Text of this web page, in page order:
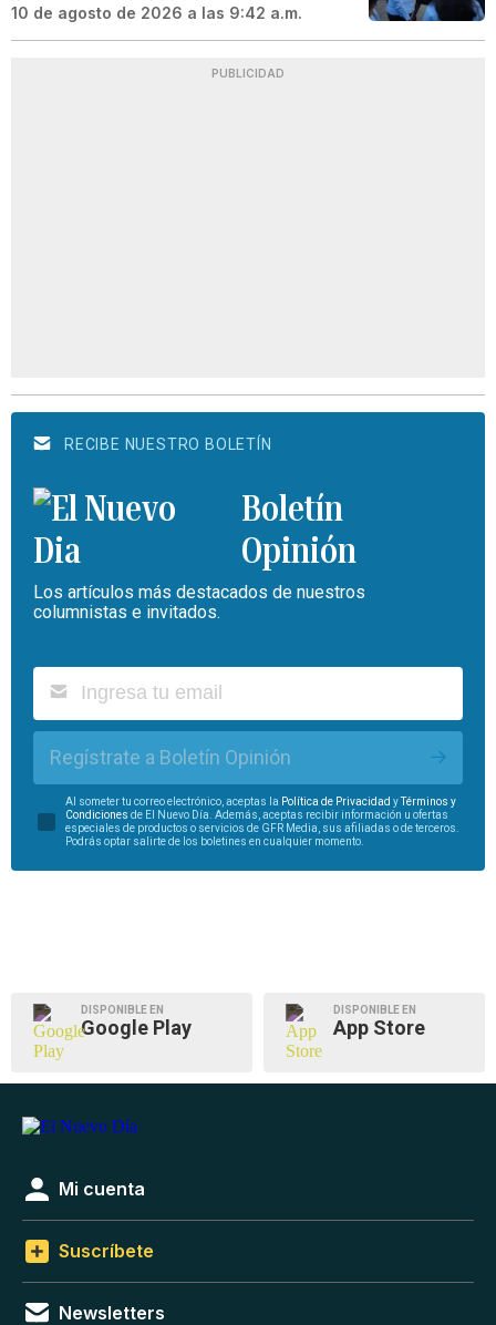
10 de agosto de 2026 a las 9:42 a.m.
PUBLICIDAD
RECIBE NUESTRO BOLETÍN
Boletín
Opinión
Los artículos más destacados de nuestros
columnistas e invitados.
Regístrate a Boletín Opinión
Al someter tu correo electrónico, aceptas la Política de Privacidad yTérminos y
Condiciones de El Nuevo Día. Además, aceptas recibir información u ofertas
especiales de productos o servicios de GFR Media, sus afiliadas o de terceros.
Podrás optar salirte de los boletines en cualquier momento.
DISPONIBLE EN
Google Play
DISPONIBLE EN
App Store
Mi cuenta
Suscríbete
Newsletters